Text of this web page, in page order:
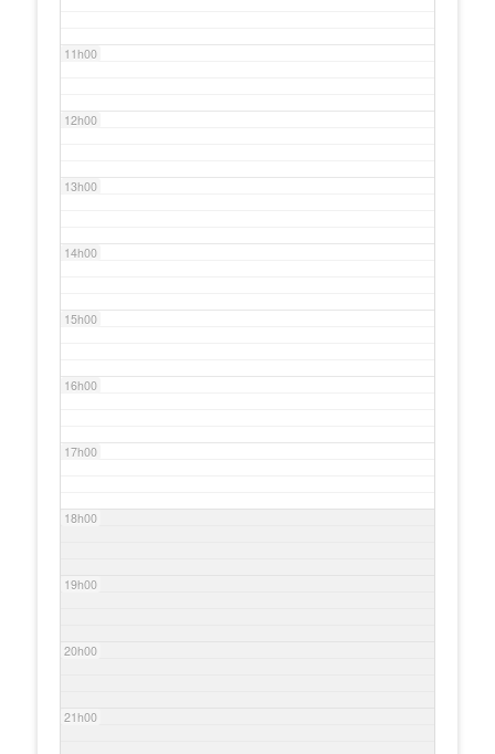
11h00
12h00
13h00
14h00
15h00
16h00
17h00
18h00
19h00
20h00
21h00